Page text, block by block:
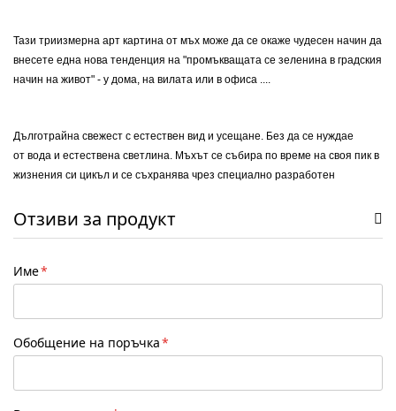
Тази триизмерна арт картина от мъх може да се окаже чудесен начин да
внесете една нова тенденция на "промъкващата се зеленина в градския
начин на живот" - у дома, на вилата или в офиса ....
Дълготрайна свежест с естествен вид и усещане. Без да се нуждае
от вода и естествена светлина. Мъхът се събира по време на своя пик в
жизнения си цикъл и се съхранява чрез специално разработен
като кадифе. Намялва шума и има релаксиращ ефект. Изглежда
страхотно навсякъде като допринася усещането за нежно докосване от
по-ефективно, отколкото дебел килим.
Отзиви за продукт
Име
Обобщение на поръчка